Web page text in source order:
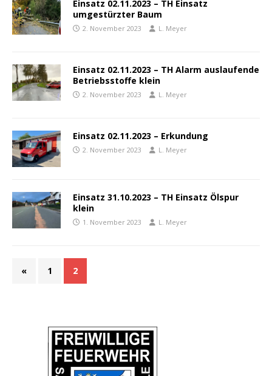
Einsatz 02.11.2023 – TH Einsatz
umgestürzter Baum
2. November 2023 L. Meyer
Einsatz 02.11.2023 – TH Alarm auslaufende
Betriebsstoffe klein
2. November 2023 L. Meyer
Einsatz 02.11.2023 – Erkundung
2. November 2023 L. Meyer
Einsatz 31.10.2023 – TH Einsatz Ölspur
klein
1. November 2023 L. Meyer
« 1 2